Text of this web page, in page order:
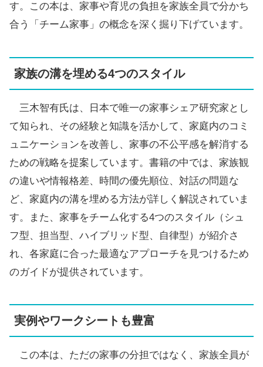
す。この本は、家事や育児の負担を家族全員で分かち
合う「チーム家事」の概念を深く掘り下げています。
家族の溝を埋める4つのスタイル
三木智有氏は、日本で唯一の家事シェア研究家とし
て知られ、その経験と知識を活かして、家庭内のコミ
ュニケーションを改善し、家事の不公平感を解消する
ための戦略を提案しています。書籍の中では、家族観
の違いや情報格差、時間の優先順位、対話の問題な
ど、家庭内の溝を埋める方法が詳しく解説されていま
す。また、家事をチーム化する4つのスタイル（シュ
フ型、担当型、ハイブリッド型、自律型）が紹介さ
れ、各家庭に合った最適なアプローチを見つけるため
のガイドが提供されています。
実例やワークシートも豊富
この本は、ただの家事の分担ではなく、家族全員が